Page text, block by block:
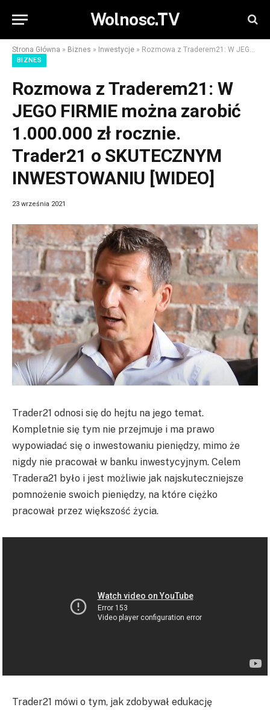
Wolnosc.TV
Strona Główna » Biznes » Inwestycje » Rozmowa z Traderem21: W JEGO FIRMIE można zarobić 1.000.000 zł rocznie. Trader21 o SKUTECZNYM INWESTOWANIU [WIDEO]
BIZNES
Rozmowa z Traderem21: W
JEGO FIRMIE można zarobić
1.000.000 zł rocznie.
Trader21 o SKUTECZNYM
INWESTOWANIU [WIDEO]
23 września 2021
Trader21 odnosi się do hejtu na jego temat.
Kompletnie się tym nie przejmuje i ma prawo
wypowiadać się o inwestowaniu pieniędzy, mimo że
nigdy nie pracował w banku inwestycyjnym. Celem
Tradera21 było i jest możliwie jak najskuteczniejsze
pomnożenie swoich pieniędzy, na które ciężko
pracował przez większość życia.
Trader21 mówi o tym, jak zdobywał edukację